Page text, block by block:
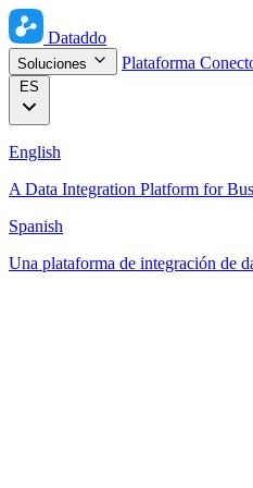
Dataddo
Soluciones Plataforma
ES
English
A Data Integration Platform for
Spanish
Una plataforma de integración de